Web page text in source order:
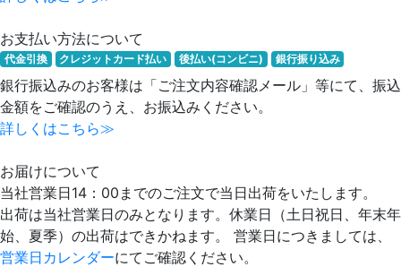
お支払い方法について
代金引換 クレジットカード払い 後払い(コンビニ) 銀行振り込み
銀行振込みのお客様は「ご注文内容確認メール」等にて、振込
金額をご確認のうえ、お振込みください。
詳しくはこちら≫
お届けについて
当社営業日14：00までのご注文で当日出荷をいたします。
出荷は当社営業日のみとなります。休業日（土日祝日、年末年
始、夏季）の出荷はできかねます。 営業日につきましては、
営業日カレンダーにてご確認ください。